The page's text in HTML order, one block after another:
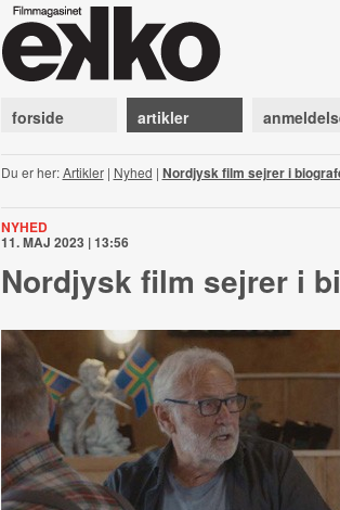
forside artikler
Du er her:Artikler| Nyhed | Nordjysk film sejrer i
NYHED
11. MAJ 2023 | 13:56
Nordjysk film sejrer i